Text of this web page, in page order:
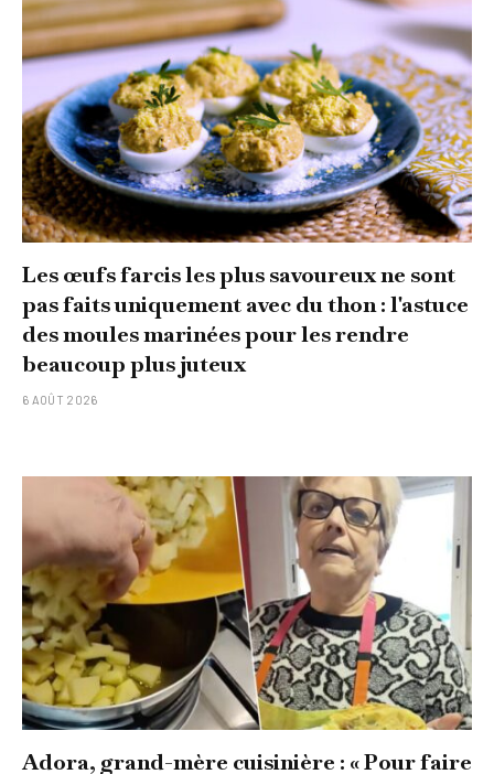
Les œufs farcis les plus savoureux ne sont
pas faits uniquement avec du thon : l'astuce
des moules marinées pour les rendre
beaucoup plus juteux
6 AOÛT 2026
Adora, grand-mère cuisinière : « Pour faire